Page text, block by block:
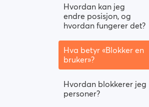
Hvordan kan jeg
endre posisjon, og
hvordan fungerer det?
Hva betyr «Blokker en
bruker»?
Hvordan blokkerer jeg
personer?